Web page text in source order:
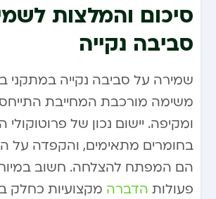
סיכום והמלצות
סביבה נקייה
שמירה על סביבה נקייה במתקני
משימה מורכבת המחייבת
ומקיפה. יישום נכון של פרוטוקולי
בחומרים מתאימים, והקפדה על
הם המפתח להצלחה. חשוב
פעולות הדברה מקצועיות כחלק